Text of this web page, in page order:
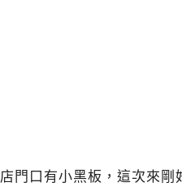
店門口有小黑板，這次來剛